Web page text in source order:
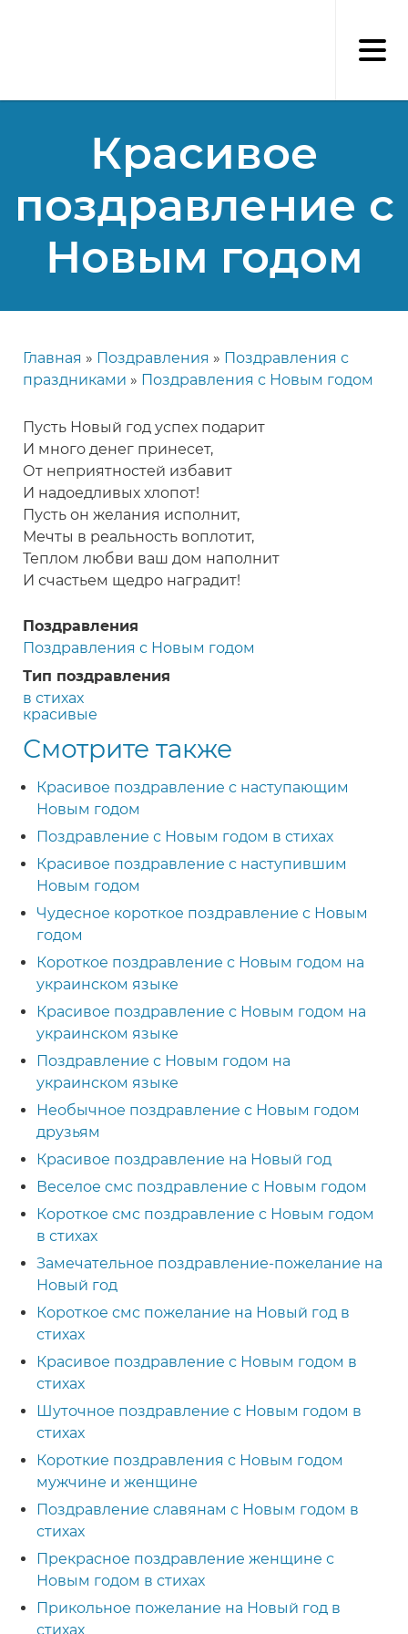
Красивое
поздравление с
Новым годом
Строка
Главная Поздравления
Поздравления с
праздниками
Поздравления с Новым годом
Пусть Новый год успех подарит
И много денег принесет,
От неприятностей избавит
И надоедливых хлопот!
Пусть он желания исполнит,
Мечты в реальность воплотит,
Теплом любви ваш дом наполнит
И счастьем щедро наградит!
Поздравления
Поздравления с Новым годом
Тип поздравления
в стихах
красивые
Смотрите также
Красивое поздравление с наступающим
Новым годом
Поздравление с Новым годом в стихах
Красивое поздравление с наступившим
Новым годом
Чудесное короткое поздравление с Новым
годом
Короткое поздравление с Новым годом на
украинском языке
Красивое поздравление с Новым годом на
украинском языке
Поздравление с Новым годом на
украинском языке
Необычное поздравление с Новым годом
друзьям
Красивое поздравление на Новый год
Веселое смс поздравление с Новым годом
Короткое смс поздравление с Новым годом
в стихах
Замечательное поздравление-пожелание на
Новый год
Короткое смс пожелание на Новый год в
стихах
Красивое поздравление с Новым годом в
стихах
Шуточное поздравление с Новым годом в
стихах
Короткие поздравления с Новым годом
мужчине и женщине
Поздравление славянам с Новым годом в
стихах
Прекрасное поздравление женщине с
Новым годом в стихах
Прикольное пожелание на Новый год в
стихах